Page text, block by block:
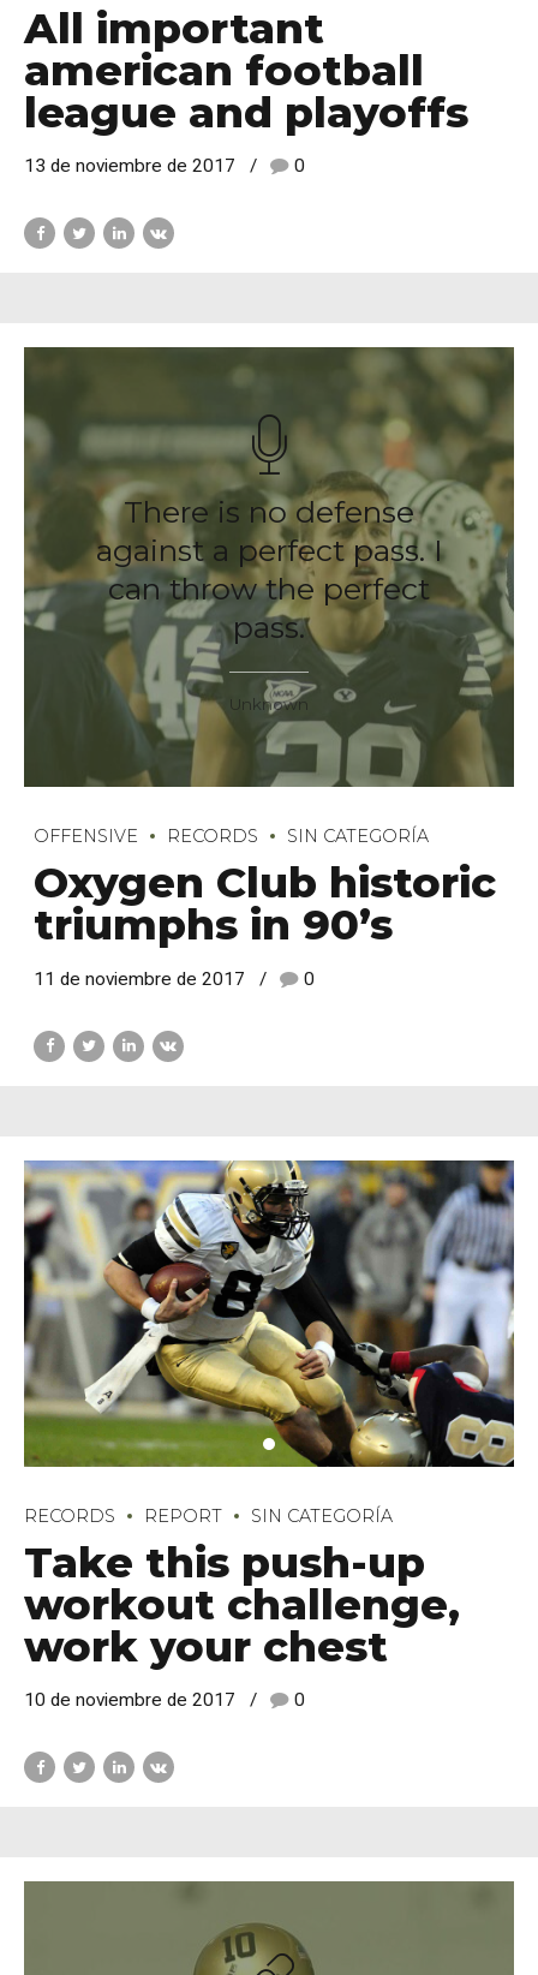
All important
american football
league and playoffs
13 de noviembre de 2017 0
There is no defense
against a perfect pass. I
can throw the perfect
pass.
Unknown
OFFENSIVE RECORDS SIN CATEGORÍA
Oxygen Club historic
triumphs in 90’s
11 de noviembre de 2017 0
RECORDS REPORT SIN CATEGORÍA
Take this push-up
workout challenge,
work your chest
10 de noviembre de 2017 0